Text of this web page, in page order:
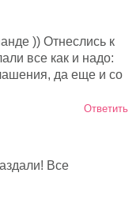
)) Отнеслись к
все как и надо:
да еще и со
Ответить
Все